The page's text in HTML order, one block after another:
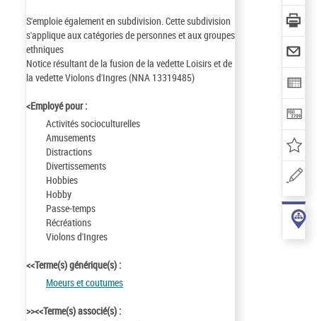
S'emploie également en subdivision. Cette subdivision
s'applique aux catégories de personnes et aux groupes
ethniques
Notice résultant de la fusion de la vedette Loisirs et de
la vedette Violons d'Ingres (NNA 13319485)
<Employé pour :
Activités socioculturelles
Amusements
Distractions
Divertissements
Hobbies
Hobby
Passe-temps
Récréations
Violons d'Ingres
<<Terme(s) générique(s) :
Moeurs et coutumes
>><<Terme(s) associé(s) :